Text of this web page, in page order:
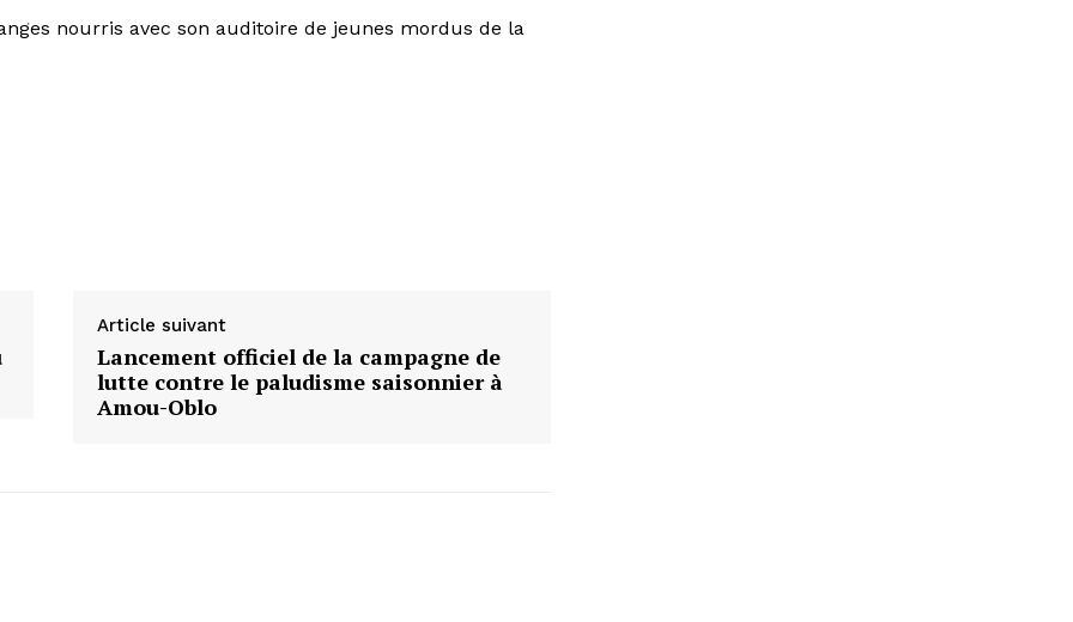
nourris avec son auditoire de jeunes mordus de la
Article suivant
Lancement officiel de la campagne de
lutte contre le paludisme saisonnier à
Amou-Oblo